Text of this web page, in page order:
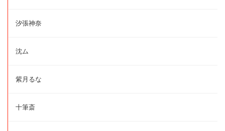
汐張神奈
沈ム
紫月るな
十筆斎